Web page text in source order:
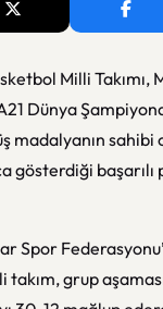
Milli Takımı,
Dünya
sahibi
gösterdiği
Spor
takım, grup